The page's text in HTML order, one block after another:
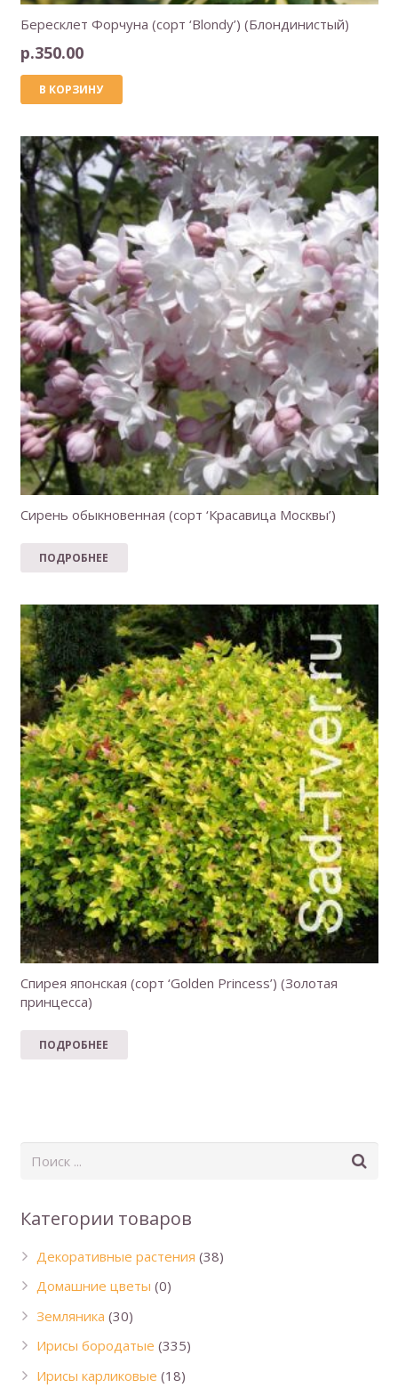
Бересклет Форчуна (сорт ‘Blondy’) (Блондинистый)
р.350.00
В КОРЗИНУ
Сирень обыкновенная (сорт ‘Красавица Москвы’)
ПОДРОБНЕЕ
Спирея японская (сорт ‘Golden Princess’) (Золотая
принцесса)
ПОДРОБНЕЕ
Категории товаров
Декоративные растения (38)
Домашние цветы (0)
Земляника (30)
Ирисы бородатые (335)
Ирисы карликовые (18)